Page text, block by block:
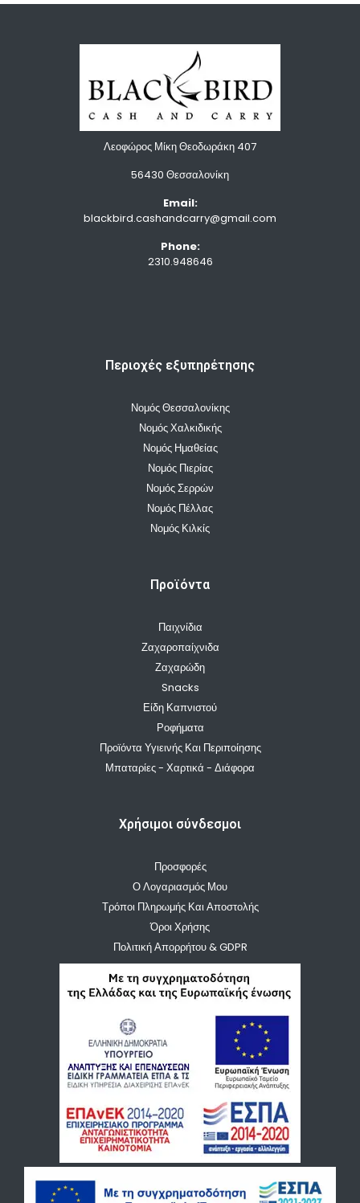
Λεοφώρος Μίκη Θεοδωράκη 407
56430 Θεσσαλονίκη
Email:
blackbird.cashandcarry@gmail.com
Phone:
2310.948646
Περιοχές εξυπηρέτησης
Νομός Θεσσαλονίκης
Νομός Χαλκιδικής
Νομός Ημαθείας
Νομός Πιερίας
Νομός Σερρών
Νομός Πέλλας
Νομός Κιλκίς
Προϊόντα
Παιχνίδια
Ζαχαροπαίχνιδα
Ζαχαρώδη
Snacks
Είδη Καπνιστού
Ροφήματα
Προϊόντα Υγιεινής Και Περιποίησης
Μπαταρίες - Χαρτικά - Διάφορα
Χρήσιμοι σύνδεσμοι
Προσφορές
Ο Λογαριασμός Μου
Τρόποι Πληρωμής Και Αποστολής
Όροι Χρήσης
Πολιτική Απορρήτου & GDPR